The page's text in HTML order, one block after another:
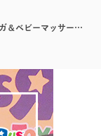
＆ベビーマッサー…